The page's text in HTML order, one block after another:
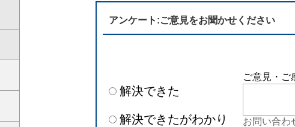
アンケート:ご意見をお聞かせください
解決できた
解決できたがわかり
ご意見・ご
お問い合わ